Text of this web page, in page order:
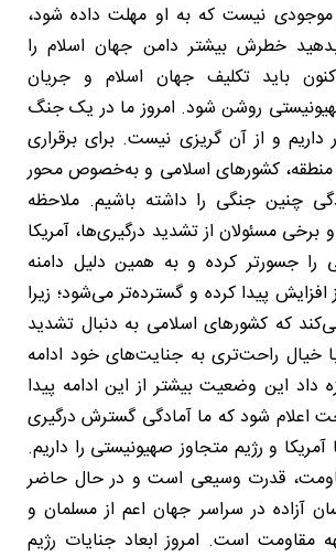
موجودی نیست که به او مهلت داده شود،
خطرش بیشتر دامن جهان اسلام را
باید تکلیف جهان اسلام و جریان
روشن شود. امروز ما در یک جنگ
داریم و از آن گریزی نیست. برای برقراری
منطقه، کشورهای اسلامی و به‌خصوص محور
چنین جنگی را داشته باشیم. ملاحظه
مسئولان از تشدید درگیری‌ها، آمریکا
را جسورتر کرده و به همین دلیل دامنه
افزایش پیدا کرده و گسترده‌تر می‌شود؛ زیرا
که کشورهای اسلامی به دنبال تشدید
خیال راحت‌تری به جنایت‌های خود ادامه
داد این وضعیت بیشتر از این ادامه پیدا
اعلام شود که ما آمادگی گسترش درگیری
و رژیم متجاوز صهیونیستی را داریم.
قدرت وسیعی است و در حال حاضر
آزاده در سراسر جهان اعم از مسلمان و
مقاومت است. امروز ابعاد جنایات رژیم